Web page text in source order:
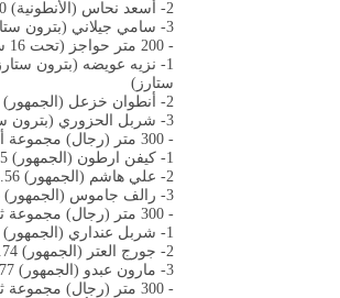
2- أسعد نحاس (الأنطونية) 9.50 ث
3- سامي جيلاني (بترون ستارز) 10.05 ث
- 200 متر حواجز (تحت 16 سنة)
ستارز)
2- أنطوان خزعل (الجمهور) 26.89 ث
3- شربل الحزوري (بترون ستارز) 27.82 ث
- 300 متر (رجال) مجموعة أولى
1- كيفن ارطون (الجمهور) 35.95 ث
2- علي هاشم (الجمهور) 36.56 ث
3- رالف جاموس (الجمهور) 37.76 ث
- 300 متر (رجال) مجموعة ثانية
1- شربل عنداري (الجمهور) 37.81 ث
2- جورج العتر (الجمهور) 38.74 ث
3- مارون عبدو (الجمهور) 38.77 ث
- 300 متر (رجال) مجموعة ثالثة